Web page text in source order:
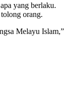
yang berlaku.
orang.
Melayu Islam,”